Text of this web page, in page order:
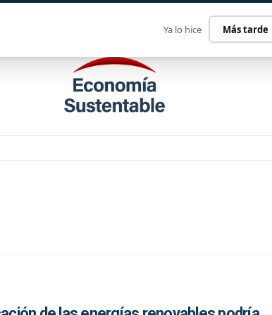
Ya lo hice Más tarde